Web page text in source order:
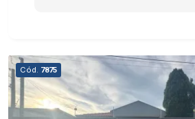
DORMITÓRIOS, SALA DE
COZINHA ESPAÇOSA E 01
VAGAS DE GARAGEM: ACOMODA
VEÍCULOS (01 VAGA COBERTA
Cód. 7875